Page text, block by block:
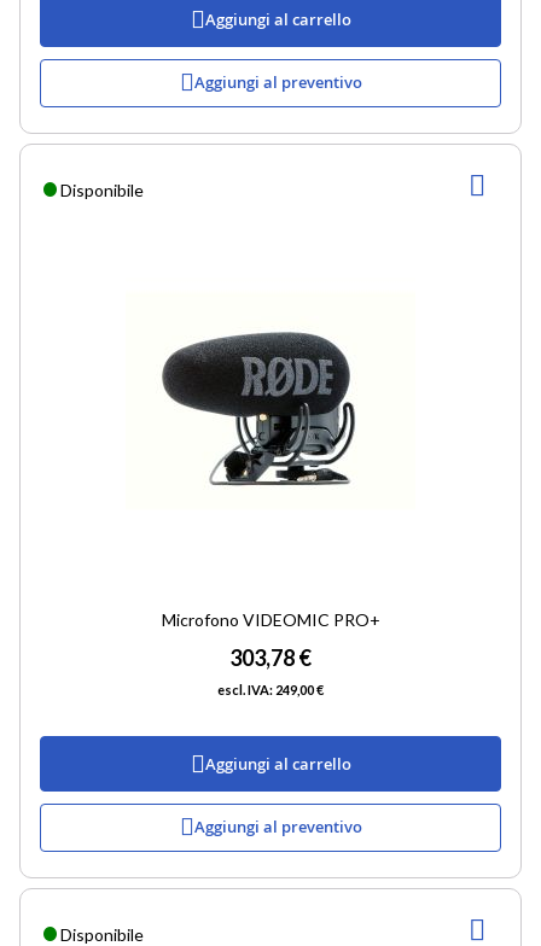
Aggiungi al carrello
Aggiungi al preventivo
Disponibile
Microfono VIDEOMIC PRO+
303,78 €
249,00 €
Aggiungi al carrello
Aggiungi al preventivo
Disponibile